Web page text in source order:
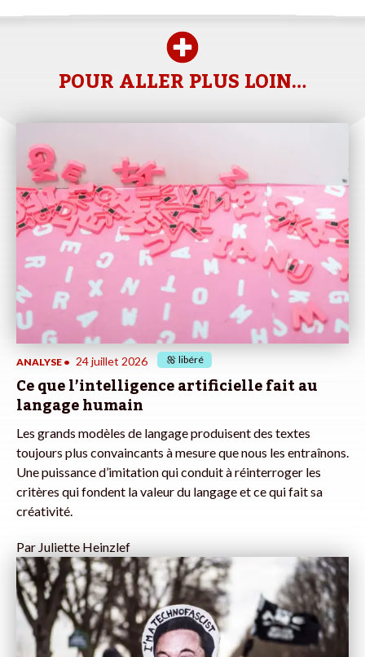
POUR ALLER PLUS LOIN…
ANALYSE • 24 juillet 2026 libéré
Ce que l’intelligence artificielle fait au
langage humain
Les grands modèles de langage produisent des textes
toujours plus convaincants à mesure que nous les entraînons.
Une puissance d’imitation qui conduit à réinterroger les
critères qui fondent la valeur du langage et ce qui fait sa
créativité.
ParJuliette Heinzlef